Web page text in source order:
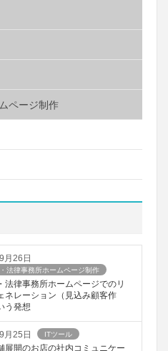
ページ制作
月26日
法律事務所ホームページ制作
法律事務所ホームページでのリ
ネレーション（見込み顧客作
う発想
月25日 ITツール
展開のお店の社内コミュニケー